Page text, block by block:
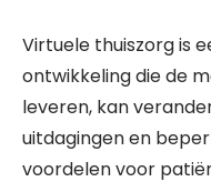
Virtuele thuiszorg is
ontwikkeling die de
leveren, kan
uitdagingen en
voordelen voor